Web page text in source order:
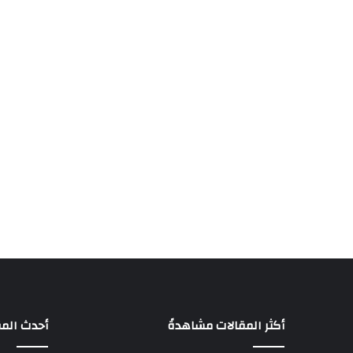
أكثر المقالات مشاهدةً أحدث